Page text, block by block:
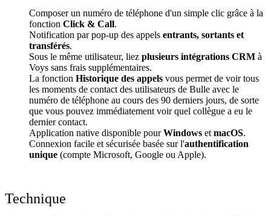
Composer un numéro de téléphone d'un simple clic grâce à la
fonction Click & Call.
Notification par pop-up des appels entrants, sortants et
transférés.
Sous le même utilisateur, liez plusieurs intégrations CRM à
Voys sans frais supplémentaires.
La fonction Historique des appels vous permet de voir tous
les moments de contact des utilisateurs de Bulle avec le
numéro de téléphone au cours des 90 derniers jours, de sorte
que vous pouvez immédiatement voir quel collègue a eu le
dernier contact.
Application native disponible pourWindows et macOS.
Connexion facile et sécurisée basée sur l'authentification
unique (compte Microsoft, Google ou Apple).
Technique